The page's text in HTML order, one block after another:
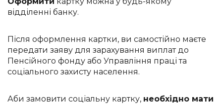
відділенні банку.
Після оформлення картки, ви самостійно маєте
передати заяву для зарахування виплат до
Пенсійного фонду або Управління праці та
соціального захисту населення.
Аби замовити соціальну картку, необхідно мати